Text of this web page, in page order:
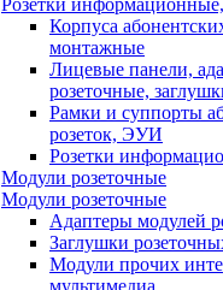
Розетки
Корпуса
монтажные
Лицевые панели,
розеточные,
Рамки и суппорты
розеток, ЭУИ
Розетки
Модули розеточные
Модули розеточные
Адаптеры модулей
Заглушки
Модули прочих
мультимедиа